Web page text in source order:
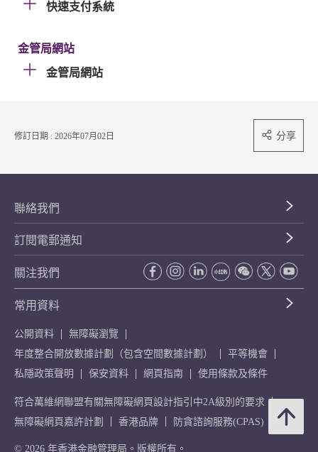
快速支付系統
金管局網站
金管局網站
修訂日期 : 2026年07月02日 分享
聯絡我們
訂閱電郵通知
關注我們
常用資料
公開資料
無障礙瀏覽
年度整合開放數據計劃（包含空間數據計劃）
平等機會
私隱政策聲明
保安資料 網頁指南 使用條款及條件
符合萬維網聯盟有關無障礙網頁設計指引中2A級別的要求
無障礙網頁嘉許計劃
香港品牌 防貪諮詢服務(CPAS)
© 2026 年香港金融管理局。版權所有。